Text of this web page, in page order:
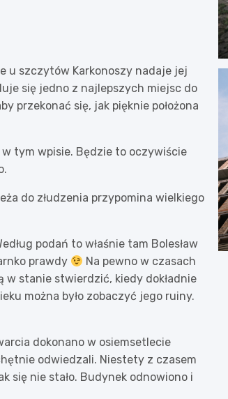
u szczytów Karkonoszy nadaje jej
się jedno z najlepszych miejsc do
przekonać się, jak pięknie położona
tym wpisie. Będzie to oczywiście
do złudzenia przypomina wielkiego
podań to właśnie tam Bolesław
prawdy
Na pewno w czasach
w stanie stwierdzić, kiedy dokładnie
można było zobaczyć jego ruiny.
dokonano w osiemsetlecie
odwiedzali. Niestety z czasem
się nie stało. Budynek odnowiono i